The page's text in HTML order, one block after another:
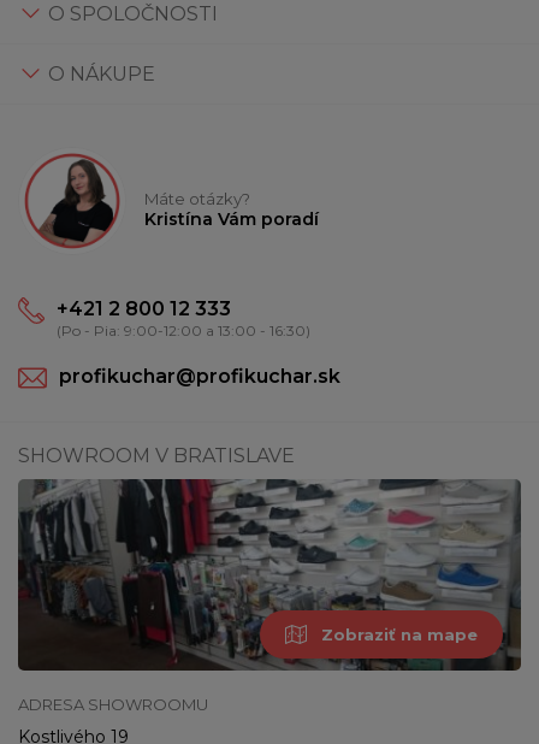
O SPOLOČNOSTI
O NÁKUPE
Máte otázky?
Kristína Vám poradí
+421 2 800 12 333
(Po - Pia: 9:00-12:00 a 13:00 - 16:30)
profikuchar@profikuchar.sk
SHOWROOM V BRATISLAVE
Zobraziť na mape
ADRESA SHOWROOMU
Kostlivého 19